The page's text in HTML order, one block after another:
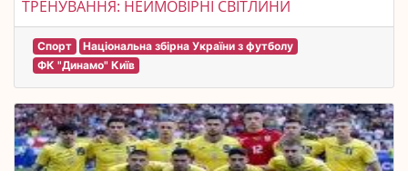
ТРЕНУВАННЯ: НЕЙМОВІРНІ СВІТЛИНИ
Спорт
Національна збірна України з футболу
ФК "Динамо" Київ